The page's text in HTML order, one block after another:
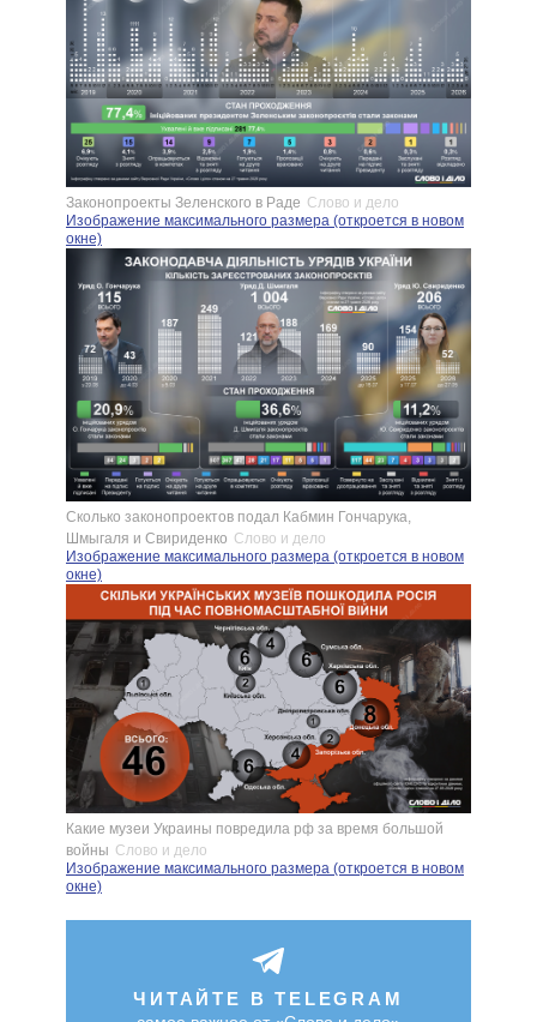
Законопроекты Зеленского в Раде Слово и дело
Изображение максимального размера (откроется в новом
окне)
Сколько законопроектов подал Кабмин Гончарука,
Шмыгаля и Свириденко Слово и дело
Изображение максимального размера (откроется в новом
окне)
Какие музеи Украины повредила рф за время большой
войны Слово и дело
Изображение максимального размера (откроется в новом
окне)
ЧИТАЙТЕ В TELEGRAM